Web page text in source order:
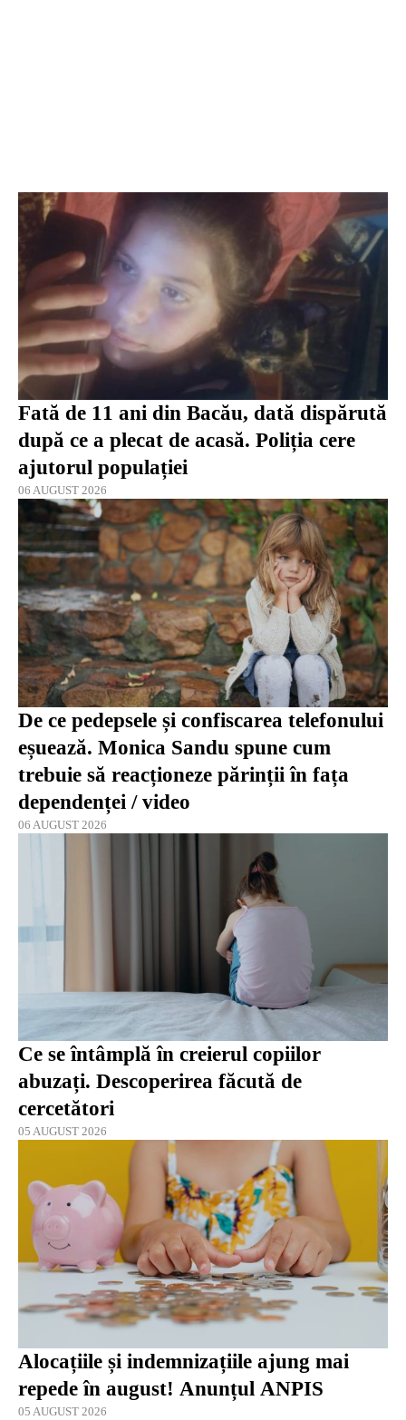
Fată de 11 ani din Bacău, dată dispărută
după ce a plecat de acasă. Poliția cere
ajutorul populației
06 AUGUST 2026
De ce pedepsele și confiscarea telefonului
eșuează. Monica Sandu spune cum
trebuie să reacționeze părinții în fața
dependenței / video
06 AUGUST 2026
Ce se întâmplă în creierul copiilor
abuzați. Descoperirea făcută de
cercetători
05 AUGUST 2026
Alocațiile și indemnizațiile ajung mai
repede în august! Anunțul ANPIS
05 AUGUST 2026